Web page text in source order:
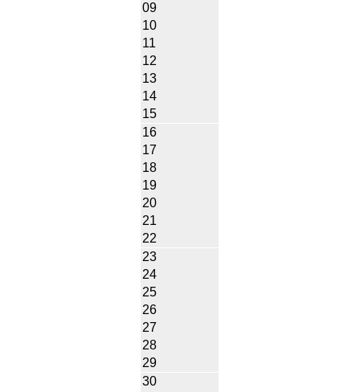
09
10
11
12
13
14
15
16
17
18
19
20
21
22
23
24
25
26
27
28
29
30